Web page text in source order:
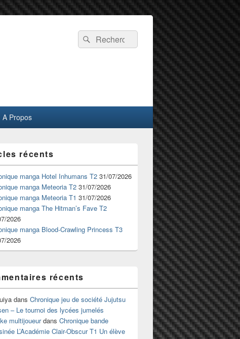
Recherche :
Rechercher
A Propos
récents
manga Hotel Inhumans T2 31/07/2026
manga Meteoria T2 31/07/2026
manga Meteoria T1 31/07/2026
manga The Hitman’s Fave T2
2026
manga Blood-Crawling Princess T3
2026
récents
dans Chronique jeu de société Jujutsu
– Le tournoi des lycées jumelés
multijoueurdans Chronique bande
L’Académie Clair-Obscur T1 Un élève